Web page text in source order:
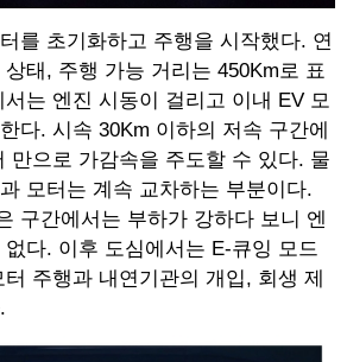
를 초기화하고 주행을 시작했다. 연
태, 주행 가능 거리는 450Km로 표
는 엔진 시동이 걸리고 이내 EV 모
다. 시속 30Km 이하의 저속 구간에
만으로 가감속을 주도할 수 있다. 물
모터는 계속 교차하는 부분이다.
구간에서는 부하가 강하다 보니 엔
다. 이후 도심에서는 E-큐잉 모드
주행과 내연기관의 개입, 회생 제